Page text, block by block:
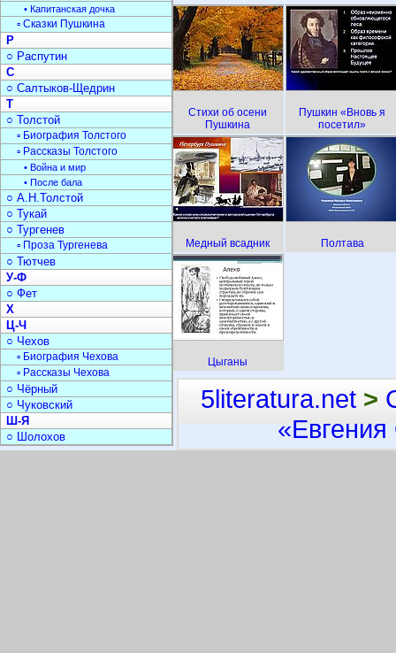
Стихи об осени
Пушкина
Пушкин «Вновь я
посетил»
Медный всадник Полтава
Цыганы
• Капитанская дочка
▫ Сказки Пушкина
Р
○ Распутин
С
○ Салтыков-Щедрин
Т
○ Толстой
▫ Биография Толстого
▫ Рассказы Толстого
• Война и мир
• После бала
○ А.Н.Толстой
○ Тукай
○ Тургенев
▫ Проза Тургенева
○ Тютчев
У-Ф
○ Фет
Х
Ц-Ч
○ Чехов
▫ Биография Чехова
▫ Рассказы Чехова
○ Чёрный
○ Чуковский
Ш-Я
○ Шолохов
5literatura.net >